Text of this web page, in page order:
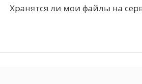
Хранятся ли мои файлы на